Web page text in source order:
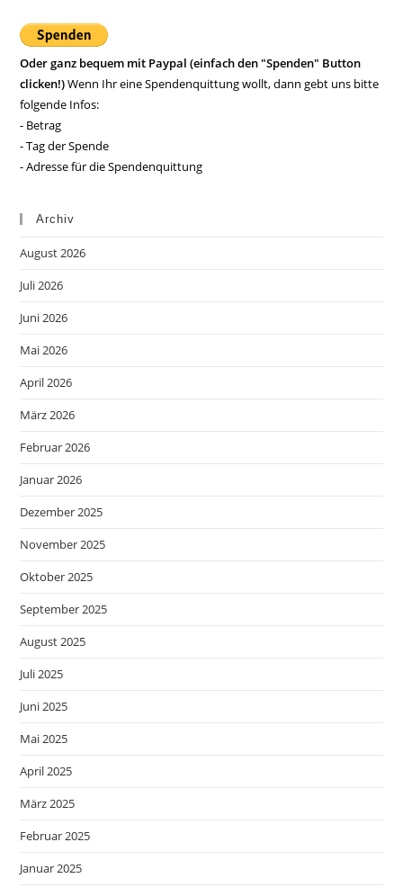
Oder ganz bequem mit Paypal (einfach den "Spenden" Button
clicken!)Wenn Ihr eine Spendenquittung wollt, dann gebt uns bitte
folgende Infos:
- Betrag
- Tag der Spende
- Adresse für die Spendenquittung
Archiv
August 2026
Juli 2026
Juni 2026
Mai 2026
April 2026
März 2026
Februar 2026
Januar 2026
Dezember 2025
November 2025
Oktober 2025
September 2025
August 2025
Juli 2025
Juni 2025
Mai 2025
April 2025
März 2025
Februar 2025
Januar 2025